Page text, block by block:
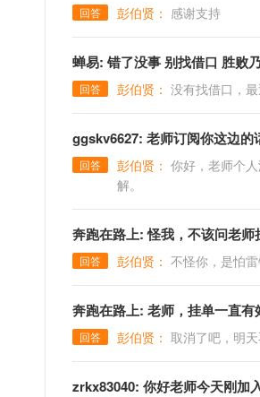
回答 彭伯贤： 感谢支持
蝉易: 错了没事 别找借口 胜败
回答 彭伯贤： 没有找借口，
ggskv6627: 老师订阅你这边
回答 彭伯贤： 你好，老师个
解。
奔跑在路上: 怪我，不该问老
回答 彭伯贤： 不怪你，是怕
奔跑在路上: 老师，挂单一直有
回答 彭伯贤： 取消了吧，明
zrkx83040: 你好老师今天刚加